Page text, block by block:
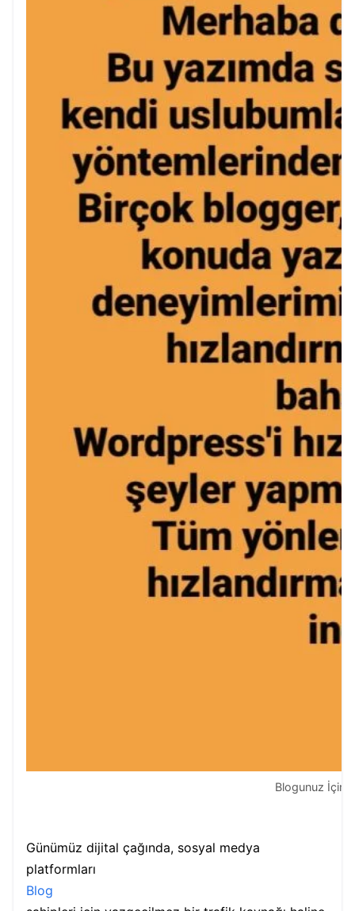
Blogunuz İçin
Günümüz dijital çağında, sosyal medya
platformları
Blog